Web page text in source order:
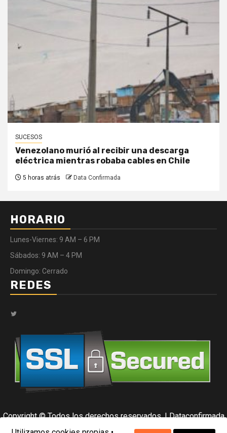
SUCESOS
Venezolano murió al recibir una descarga
eléctrica mientras robaba cables en Chile
5 horas atrás Data Confirmada
HORARIO
Lunes-Viernes: 9 AM – 6 PM
Sábados: 9 AM – 4 PM
Domingo: Cerrado
REDES
Twitter
Copyright © Todos los derechos reservados.|Dataconfirmada
por Data Center.